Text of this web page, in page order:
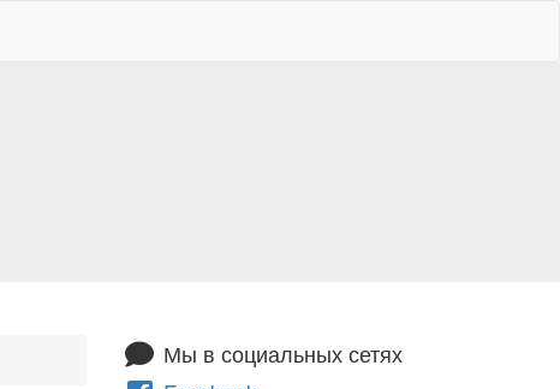
Мы в социальных сетях